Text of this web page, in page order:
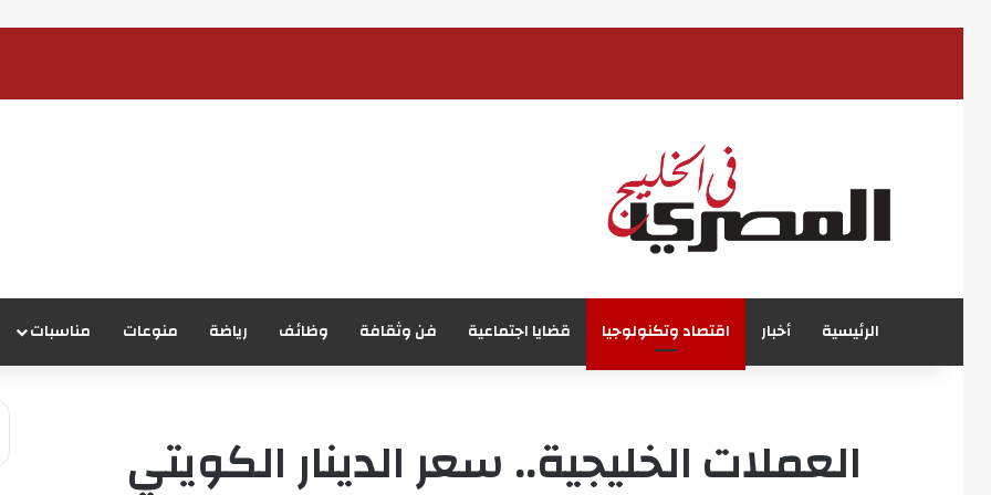
الرئيسية أخبار اقتصاد وتكنولوجيا قضايا اجتماعية فن وثقافة وظائف رياضة منوعات مناسبات
العملات الخليجية.. سعر الدينار الكويتي